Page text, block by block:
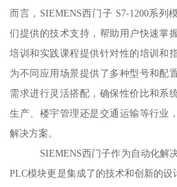
而言，SIEMENS西门子 S7-1200系列
们提供的技术支持，帮助用户快速掌
培训和实践课程提供针对性的培训和
为不同应用场景提供了多种型号和配
需求进行灵活搭配，确保性价比和系
生产、楼宇管理还是交通运输等行业
解决方案。
SIEMENS西门子作为自动化解决
PLC模块更是集成了的技术和创新的